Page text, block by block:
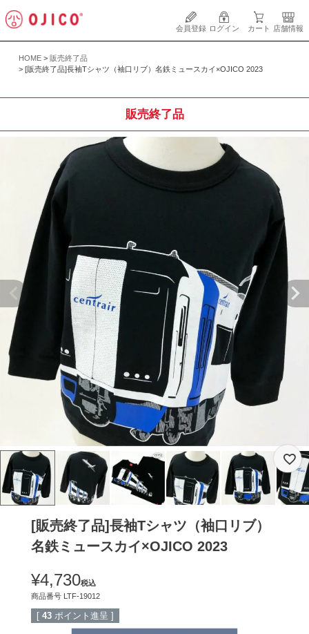
会員登録 ログイン カート 店舗情報
HOME
販売終了品
[販売終了品]長袖Tシャツ（袖口リブ）名鉄ミュースカイ×OJICO 2023
販売終了品
[販売終了品]長袖Tシャツ（袖口リブ）
名鉄ミュースカイ×OJICO 2023
¥4,730税込
商品番号 LTF-19012
[ 43 ポイント進呈 ]